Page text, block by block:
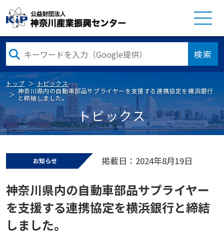
検索
トップ
トピックス
神奈川県内の自動車部品サプライヤーを支援する連携協定を横浜銀行
と締結しました。
トピックス
お知らせ 掲載日：2024年8月19日
神奈川県内の自動車部品サプライヤー
を支援する連携協定を横浜銀行と締結
しました。